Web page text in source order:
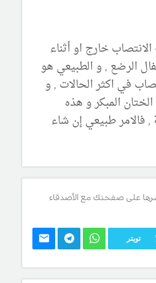
خارج او أثناء
الرضع , و الطبيعي هو
في اكثر الحالات , و
المبكر و هذه
, فالامر طبيعي إن شاء
على صفحتك مع الأصدقاء
تويتر